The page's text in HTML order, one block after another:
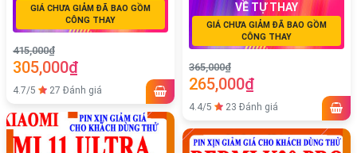
GIÁ CHƯA GIẢM ĐÃ BAO GỒM
CÔNG THAY
415,000₫
305,000₫
4.7/5 27 Đánh giá
VỀ TỰ THAY
GIÁ CHƯA GIẢM ĐÃ BAO GỒM
CÔNG THAY
365,000₫
265,000₫
4.4/5 23 Đánh giá